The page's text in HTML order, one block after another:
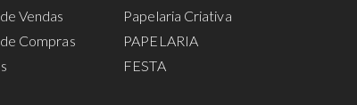
Vendas
Compras
Papelaria Criativa
PAPELARIA
FESTA